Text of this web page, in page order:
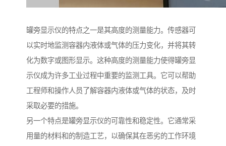
罐旁显示仪的特点之一是其高度的测量能力。传感器可
以实时地监测容器内液体或气体的压力变化，并将其转
化为数字或图形显示。这种高度的测量能力使得罐旁显
示仪成为许多工业过程中重要的监测工具。它可以帮助
工程师和操作人员了解容器内液体或气体的状态，及时
采取必要的措施。
另一个特点是罐旁显示仪的可靠性和稳定性。它通常采
用量的材料和的制造工艺，以确保其在恶劣的工作环境